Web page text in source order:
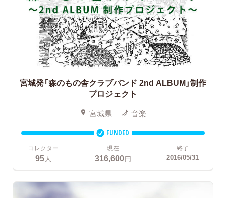
宮城発「森のもの舎クラブバンド 2nd ALBUM」制作
プロジェクト
宮城県 音楽
FUNDED
コレクター
95 人
現在
316,600円
終了
2016/05/31